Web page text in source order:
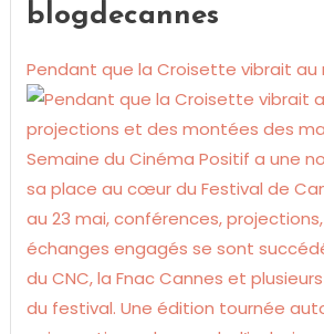
blogdecannes
Pendant que la Croisette vibrait au